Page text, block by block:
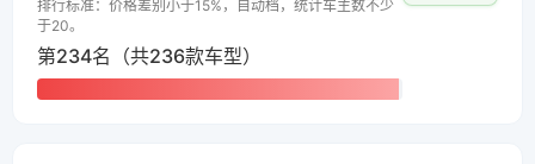
排行标准：价格差别小于15%，自动档，统计车主数不少
于20。
第234名（共236款车型）